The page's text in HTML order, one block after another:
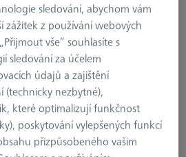
Vytisknout stránku
sledování, abychom vám
zážitek z používání webových
vše“ souhlasíte s
sledování za účelem
údajů a zajištění
(technicky nezbytné),
které optimalizují funkčnost
poskytování vylepšených funkcí
přizpůsobeného vašim